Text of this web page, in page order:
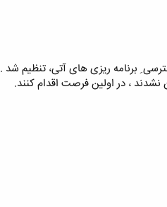
برنامه ریزی های آتی، تنظیم شد .
، در اولین فرصت اقدام کنند.